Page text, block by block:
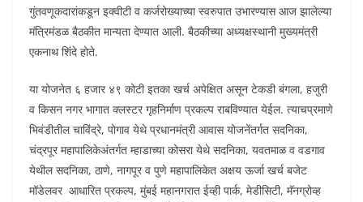
गुंतवणूकदारांकडून इक्वीटी व कर्जरोख्याच्या स्वरुपात उभारण्यास आज झालेल्या
मंत्रिमंडळ बैठकीत मान्यता देण्यात आली. बैठकीच्या अध्यक्षस्थानी मुख्यमंत्री
एकनाथ शिंदे होते.
या योजनेत ६ हजार ४९ कोटी इतका खर्च अपेक्षित असून टेकडी बंगला, हजुरी
व किसन नगर भागात क्लस्टर गृहनिर्माण प्रकल्प राबविण्यात येईल. त्याचप्रमाणे
भिवंडीतील चाविंद्रे, पोगाव येथे प्रधानमंत्री आवास योजनेंतर्गत सदनिका,
चंद्रपूर महापालिकेअंतर्गत म्हाडाच्या कोसरा येथे सदनिका, यवतमाळ व वडगाव
येथील सदनिका, ठाणे, नागपूर व पुणे महापालिकेत अक्षय ऊर्जा खर्च बजेट
मॉडेलवर आधारित प्रकल्प, मुंबई महानगरात ईव्ही पार्क, मेडीसिटी, मॅनग्रोव्ह